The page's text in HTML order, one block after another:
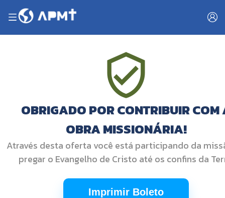
OBRIGADO POR CONTRIBUIR COM
OBRA MISSIONÁRIA!
Através desta oferta você está participando da
pregar o Evangelho de Cristo até os confins da
Imprimir Boleto